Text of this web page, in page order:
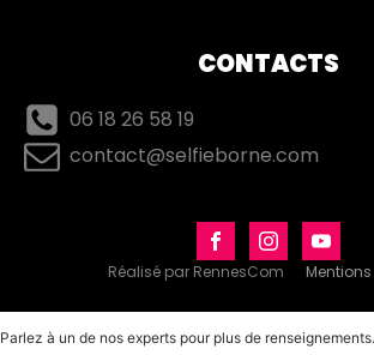
CONTACTS
06 18 26 58 19
contact@selfieborne.com
Réalisé par RennesCom
Parlez à un de nos experts pour plus de renseignements.